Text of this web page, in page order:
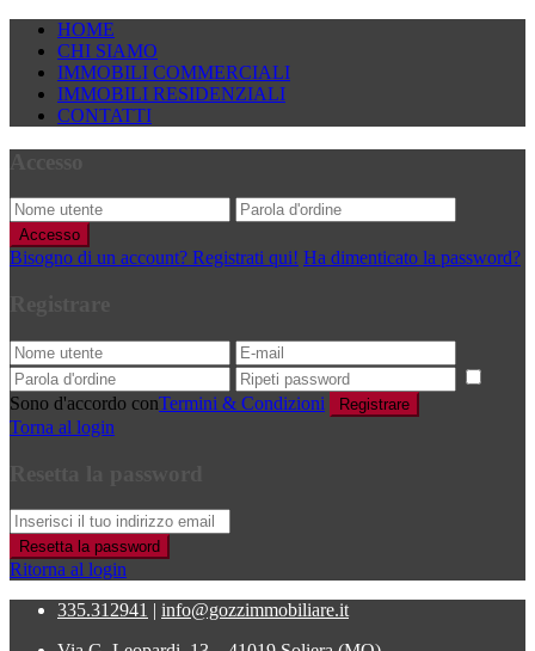
HOME
CHI SIAMO
IMMOBILI COMMERCIALI
IMMOBILI RESIDENZIALI
CONTATTI
Accesso
Bisogno di un account? Registrati qui! Ha dimenticato la password?
Sono d'accordo conTermini & Condizioni Registrare
Torna al login
Resetta la password
Ritorna al login
335.312941 | info@gozzimmobiliare.it